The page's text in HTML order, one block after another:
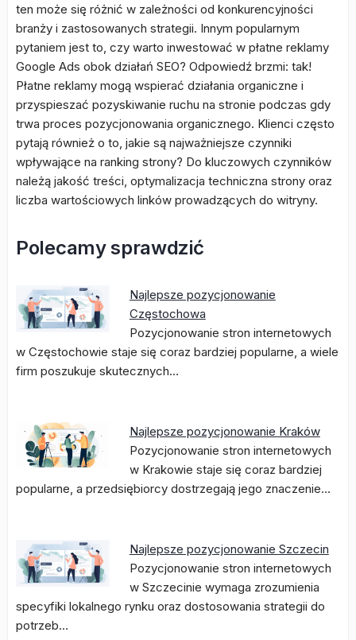
ten może się różnić w zależności od konkurencyjności
branży i zastosowanych strategii. Innym popularnym
pytaniem jest to, czy warto inwestować w płatne reklamy
Google Ads obok działań SEO? Odpowiedź brzmi: tak!
Płatne reklamy mogą wspierać działania organiczne i
przyspieszać pozyskiwanie ruchu na stronie podczas gdy
trwa proces pozycjonowania organicznego. Klienci często
pytają również o to, jakie są najważniejsze czynniki
wpływające na ranking strony? Do kluczowych czynników
należą jakość treści, optymalizacja techniczna strony oraz
liczba wartościowych linków prowadzących do witryny.
Polecamy sprawdzić
Najlepsze pozycjonowanie
Częstochowa
Pozycjonowanie stron internetowych
w Częstochowie staje się coraz bardziej popularne, a wiele
firm poszukuje skutecznych…
Najlepsze pozycjonowanie Kraków
Pozycjonowanie stron internetowych
w Krakowie staje się coraz bardziej
popularne, a przedsiębiorcy dostrzegają jego znaczenie…
Najlepsze pozycjonowanie Szczecin
Pozycjonowanie stron internetowych
w Szczecinie wymaga zrozumienia
specyfiki lokalnego rynku oraz dostosowania strategii do
potrzeb…